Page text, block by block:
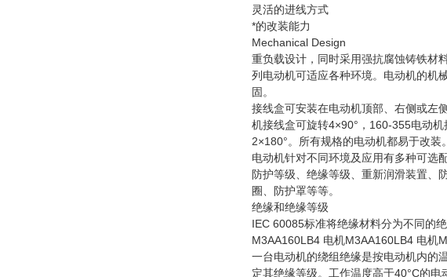
灵活的进线方式
*的改装能力
Mechanical Design
重负载设计，同时采用强抗腐蚀铸铁材
列电动机可适应各种环境。电动机的机
固。
接线盒可安装在电动机顶部、右侧或左
机接线盒可旋转4×90°，160-355电动
2×180°。所有规格的电动机都易于改装。
电动机针对不同环境及应用有多种可选
防护等级、绝缘等级、重新润滑装置、
圈、防护罩等等。
绝缘和绝缘等级
IEC 60085标准将绝缘材料分为不同的
M3AA160LB4 电机M3AA160LB4 电机
一台电动机的绕组绝缘是按电动机内的
定其绝缘等级。工作温度高于40°C的